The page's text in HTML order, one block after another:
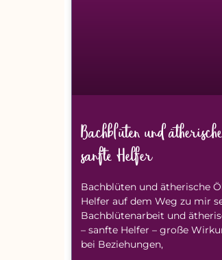
Bachblüten und
sanfte Helfer
Bachblüten und ätherische
Helfer auf dem Weg zu mir
Bachblütenarbeit und
– sanfte Helfer – große
bei Beziehungen,